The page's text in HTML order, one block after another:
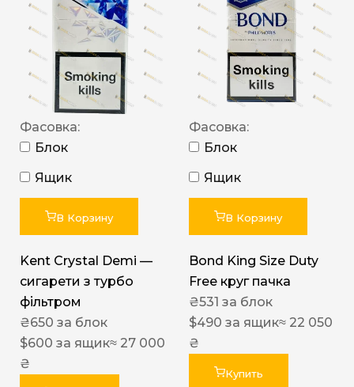
Фасовка:
Блок
Ящик
В Корзину
Kent Crystal Demi —
сигарети з турбо
фільтром
₴650 за блок
$600 за ящик≈ 27 000
₴
Фасовка:
Блок
Ящик
В Корзину
Bond King Size Duty
Free круг пачка
₴531 за блок
$490 за ящик≈ 22 050
₴
Купить